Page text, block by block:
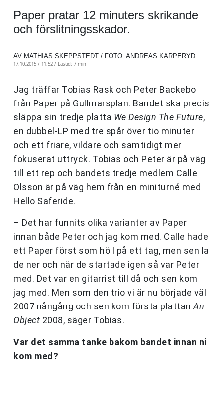
Paper pratar 12 minuters skrikande
och förslitningsskador.
AV MATHIAS SKEPPSTEDT / FOTO: ANDREAS KARPERYD
17.10.2015 / 11:52 / Lästid: 7 min
Jag träffar Tobias Rask och Peter Backebo
från Paper på Gullmarsplan. Bandet ska precis
släppa sin tredje platta We Design The Future,
en dubbel-LP med tre spår över tio minuter
och ett friare, vildare och samtidigt mer
fokuserat uttryck. Tobias och Peter är på väg
till ett rep och bandets tredje medlem Calle
Olsson är på väg hem från en miniturné med
Hello Saferide.
– Det har funnits olika varianter av Paper
innan både Peter och jag kom med. Calle hade
ett Paper först som höll på ett tag, men sen la
de ner och när de startade igen så var Peter
med. Det var en gitarrist till då och sen kom
jag med. Men som den trio vi är nu började väl
2007 nångång och sen kom första plattan An
Object 2008, säger Tobias.
Var det samma tanke bakom bandet innan ni
kom med?